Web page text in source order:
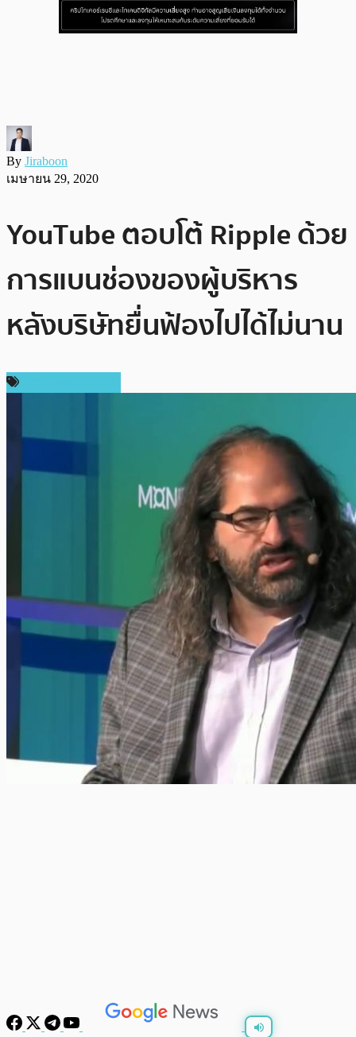
By Jiraboon
เมษายน 29, 2020
YouTube ตอบโต้ Ripple ด้วย
การแบนช่องของผู้บริหาร
หลังบริษัทยื่นฟ้องไปได้ไม่นาน